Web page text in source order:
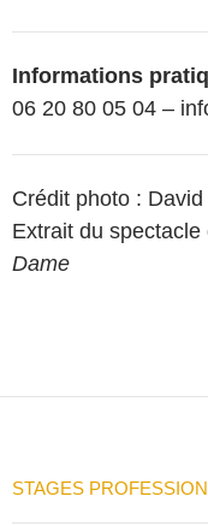
Informations
06 20 80 05 04 –
Crédit photo :
Extrait du
Dame
STAGES